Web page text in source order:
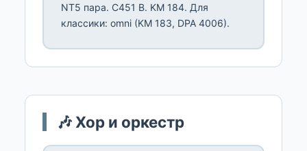
NT5 пара. C451 B. KM 184. Для
классики: omni (KM 183, DPA 4006).
🎶 Хор и оркестр